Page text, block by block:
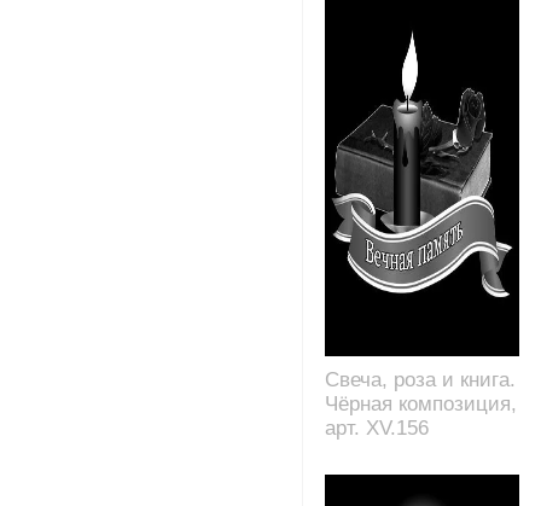
Свеча, роза и книга.
Чёрная композиция,
арт. XV.156